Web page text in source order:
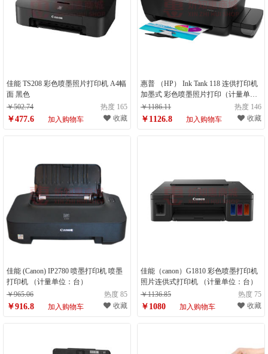
佳能 TS208 彩色喷墨照片打印机 A4幅
面 黑色
￥502.74
热度 165
￥477.6 加入购物车 收藏
惠普 （HP） Ink Tank 118 连供打印机
加墨式 彩色喷墨照片打印（计量单
位：台）
￥1186.11 热度 146
￥1126.8 加入购物车 收藏
佳能 (Canon) IP2780 喷墨打印机 喷墨
打印机 （计量单位：台）
￥965.06
热度 85
￥916.8 加入购物车 收藏
佳能（canon）G1810 彩色喷墨打印机
照片连供式打印机 （计量单位：台）
￥1136.85
热度 75
￥1080 加入购物车 收藏